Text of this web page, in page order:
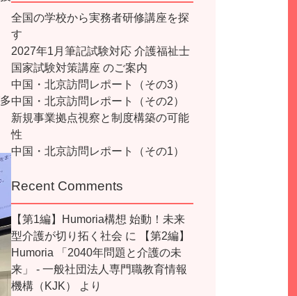
全国の学校から実務者研修講座を探
す
2027年1月筆記試験対応 介護福祉士
国家試験対策講座 のご案内
中国・北京訪問レポート（その3）
中国・北京訪問レポート（その2）
新規事業拠点視察と制度構築の可能
性
中国・北京訪問レポート（その1）
Recent Comments
【第1編】Humoria構想 始動！未来
型介護が切り拓く社会 に
【第2編】
Humoria 「2040年問題と介護の未
来」 - 一般社団法人専門職教育情報
機構（KJK）
より